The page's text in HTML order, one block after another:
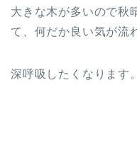
大きな木が多いので秋
て、何だか良い気が流
深呼吸したくなります。